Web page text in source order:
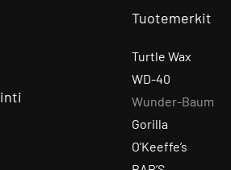
Tuotemerkit
Turtle Wax
WD-40
Wunder-Baum
Gorilla
O’Keeffe’s